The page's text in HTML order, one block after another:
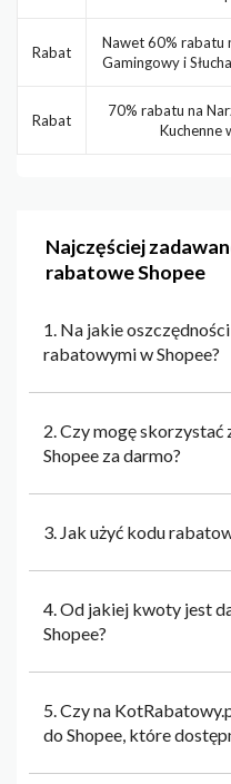
Rabat
Nawet 60% rabatu
Gamingowy i
Rabat
70% rabatu na
Kuchenne
Najczęściej
rabatowe Shopee
1. Na jakie
rabatowymi w Shopee?
2. Czy mogę
Shopee za darmo?
3. Jak użyć kodu
4. Od jakiej kwoty jest
Shopee?
5. Czy na
do Shopee, które